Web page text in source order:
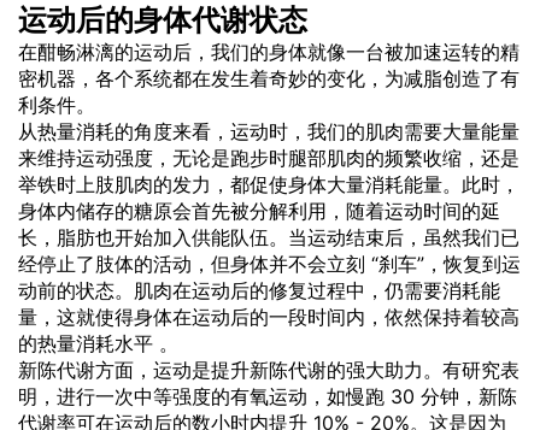
运动后的身体代谢状态
在酣畅淋漓的运动后，我们的身体就像一台被加速运转的精
密机器，各个系统都在发生着奇妙的变化，为减脂创造了有
利条件。
从热量消耗的角度来看，运动时，我们的肌肉需要大量能量
来维持运动强度，无论是跑步时腿部肌肉的频繁收缩，还是
举铁时上肢肌肉的发力，都促使身体大量消耗能量。此时，
身体内储存的糖原会首先被分解利用，随着运动时间的延
长，脂肪也开始加入供能队伍。当运动结束后，虽然我们已
经停止了肢体的活动，但身体并不会立刻 “刹车”，恢复到运
动前的状态。肌肉在运动后的修复过程中，仍需要消耗能
量，这就使得身体在运动后的一段时间内，依然保持着较高
的热量消耗水平 。
新陈代谢方面，运动是提升新陈代谢的强大助力。有研究表
明，进行一次中等强度的有氧运动，如慢跑 30 分钟，新陈
代谢率可在运动后的数小时内提升 10% - 20%。这是因为